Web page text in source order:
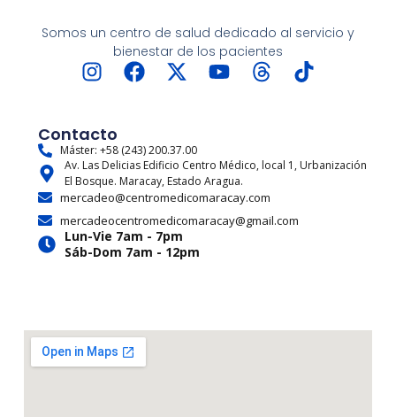
Somos un centro de salud dedicado al servicio y
bienestar de los pacientes
I
t
a
g
r
a
m
F
a
b
o
o
k
X
i
t
t
e
r
Y
u
b
e
T
h
a
d
s
T
i
o
k
Contacto
Máster: +58 (243) 200.37.00
Av. Las Delicias Edificio Centro Médico, local 1, Urbanización
El Bosque. Maracay, Estado Aragua.
mercadeo@centromedicomaracay.com
mercadeocentromedicomaracay@gmail.com
Lun-Vie 7am - 7pm
Sáb-Dom 7am - 12pm